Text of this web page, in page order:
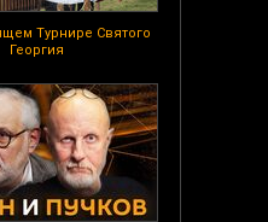
Турнире Святого
Георгия